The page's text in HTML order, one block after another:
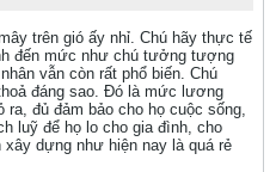
trên gió ấy nhỉ. Chú hãy thực tế
đến mức như chú tưởng tượng
vẫn còn rất phổ biến. Chú
đáng sao. Đó là mức lương
đủ đảm bảo cho họ cuộc sống,
luỹ để họ lo cho gia đình, cho
dựng như hiện nay là quá rẻ